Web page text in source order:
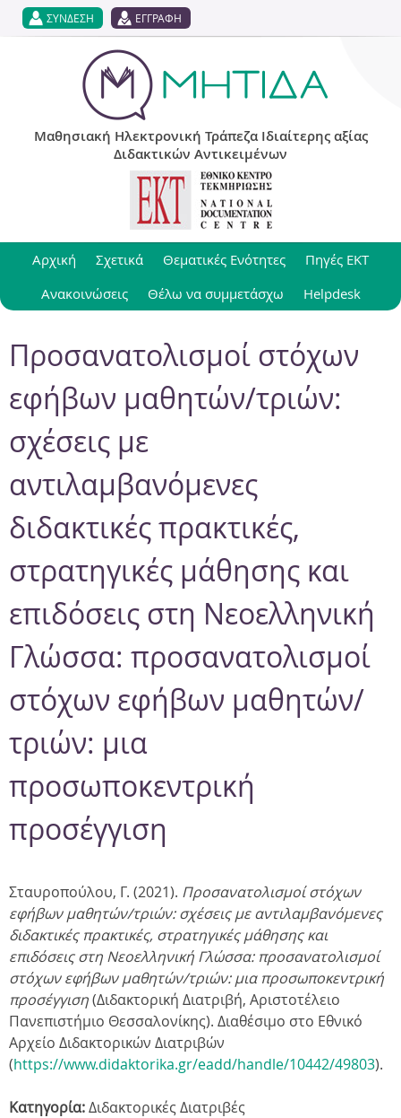
Jump to navigation
ΣΥΝΔΕΣΗ ΕΓΓΡΑΦΗ
Μαθησιακή Ηλεκτρονική Τράπεζα Ιδιαίτερης αξίας
Διδακτικών Αντικειμένων
Αρχική Σχετικά Θεματικές Ενότητες
Πηγές ΕΚΤ
Ανακοινώσεις
Θέλω να συμμετάσχω Helpdesk
Προσανατολισμοί στόχων
εφήβων μαθητών/τριών:
σχέσεις με
αντιλαμβανόμενες
διδακτικές πρακτικές,
στρατηγικές μάθησης και
επιδόσεις στη Νεοελληνική
Γλώσσα: προσανατολισμοί
στόχων εφήβων μαθητών/
τριών: μια
προσωποκεντρική
προσέγγιση
Σταυροπούλου, Γ. (2021). Προσανατολισμοί στόχων
εφήβων μαθητών/τριών: σχέσεις με αντιλαμβανόμενες
διδακτικές πρακτικές, στρατηγικές μάθησης και
επιδόσεις στη Νεοελληνική Γλώσσα: προσανατολισμοί
στόχων εφήβων μαθητών/τριών: μια προσωποκεντρική
προσέγγιση(Διδακτορική Διατριβή, Αριστοτέλειο
Πανεπιστήμιο Θεσσαλονίκης). Διαθέσιμο στο Εθνικό
Αρχείο Διδακτορικών Διατριβών
(https://www.didaktorika.gr/eadd/handle/10442/49803).
Κατηγορία:Διδακτορικές Διατριβές